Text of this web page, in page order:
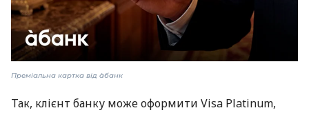
Преміальна картка від àбанк
Так, клієнт банку може оформити Visa Platinum,